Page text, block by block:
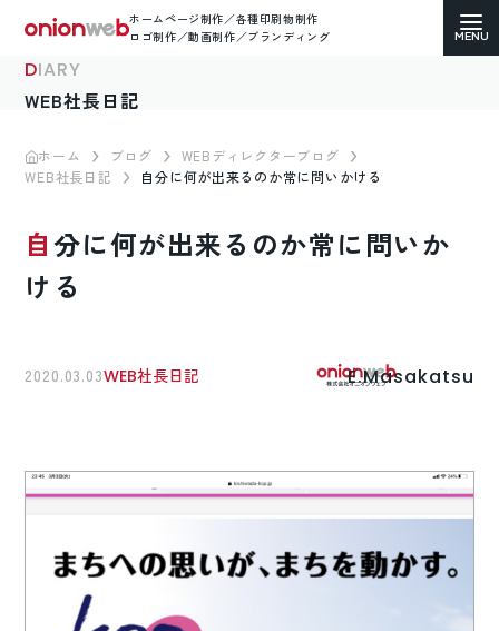
ホームページ制作／各種印刷物制作
ロゴ制作／動画制作／ブランディング
ホームページ制作
コーポレートサイト
ECサイト（通販）制作
ブランディング
DIARY
WEB社長日記
ホーム ブログ
WEBディレクターブログ
WEB社長日記
自分に何が出来るのか常に問いかける
自分に何が出来るのか常に問いか
ける
2020.03.03WEB社長日記 E.Masakatsu